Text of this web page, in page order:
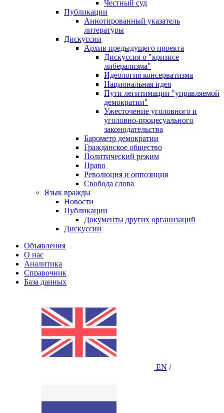
Честный суд
Публикации
Аннотированный указатель
литературы
Дискуссии
Архив предыдущего проекта
Дискуссия о "кризисе
либерализма"
Идеология консерватизма
Национальная идея
Пути легитимации "управляемой
демократии"
Ужесточение уголовного и
уголовно-процесуального
законодательства
Барометр демократии
Гражданское общество
Политический режим
Право
Революция и оппозиция
Свобода слова
Язык вражды
Новости
Публикации
Документы других организаций
Дискуссии
Объявления
О нас
Аналитика
Справочник
База данных
EN /